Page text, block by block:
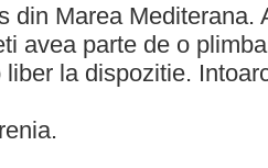
din Marea Mediterana.
avea parte de o
la dispozitie.